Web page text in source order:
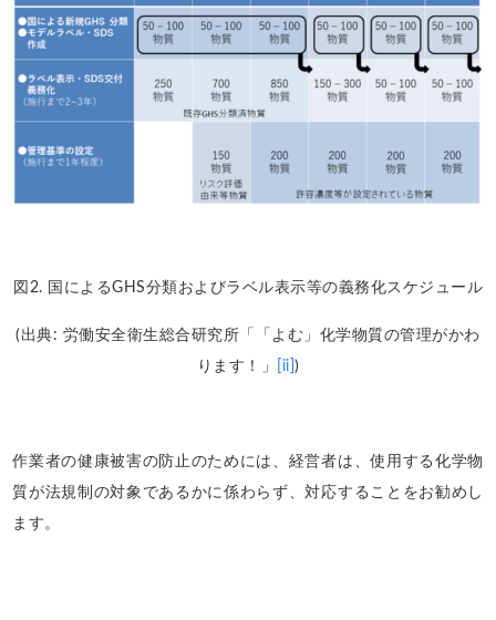
図2. 国によるGHS分類およびラベル表示等の義務化スケジュール
(出典: 労働安全衛生総合研究所「「よむ」化学物質の管理がかわ
ります！」
[ii] )
作業者の健康被害の防止のためには、経営者は、使用する化学物
質が法規制の対象であるかに係わらず、対応することをお勧めし
ます。